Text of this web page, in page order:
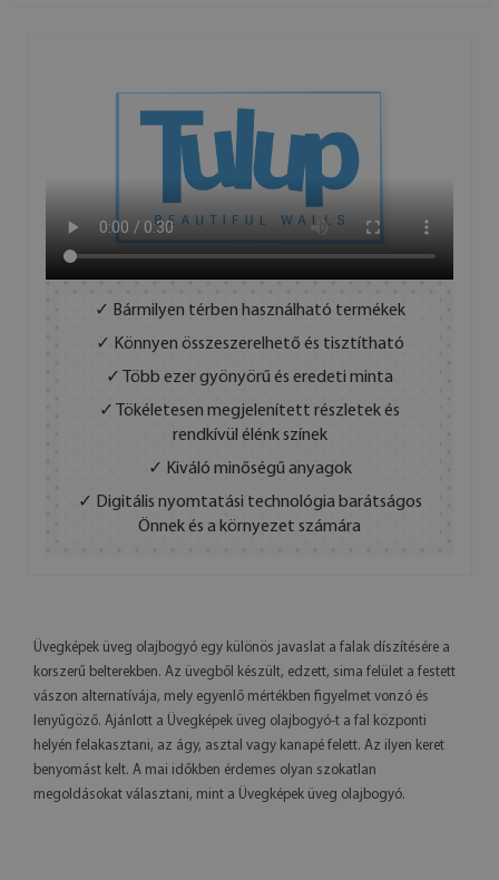
✓ Bármilyen térben használható termékek
✓ Könnyen összeszerelhető és tisztítható
✓ Több ezer gyönyörű és eredeti minta
✓ Tökéletesen megjelenített részletek és
rendkívül élénk színek
✓ Kiváló minőségű anyagok
✓ Digitális nyomtatási technológia barátságos
Önnek és a környezet számára
Üvegképek üveg olajbogyó egy különös javaslat a falak díszítésére a
korszerű belterekben. Az üvegből készült, edzett, sima felület a festett
vászon alternatívája, mely egyenlő mértékben figyelmet vonzó és
lenyűgöző. Ajánlott a Üvegképek üveg olajbogyó-t a fal központi
helyén felakasztani, az ágy, asztal vagy kanapé felett. Az ilyen keret
benyomást kelt. A mai időkben érdemes olyan szokatlan
megoldásokat választani, mint a Üvegképek üveg olajbogyó.